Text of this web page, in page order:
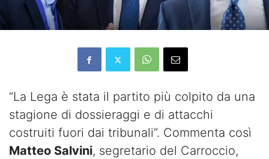
“La Lega è stata il partito più colpito da una
stagione di dossieraggi e di attacchi
costruiti fuori dai tribunali”. Commenta così
Matteo Salvini, segretario del Carroccio,